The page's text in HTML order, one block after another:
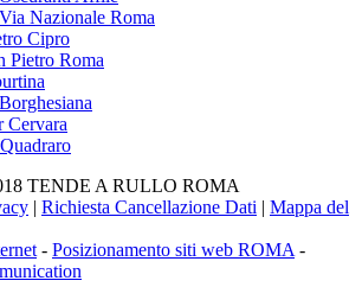
Nazionale Roma
Cipro
Pietro Roma
Cervara
TENDE A RULLO ROMA
| Richiesta Cancellazione Dati | Mappa del
- Posizionamento siti web ROMA -